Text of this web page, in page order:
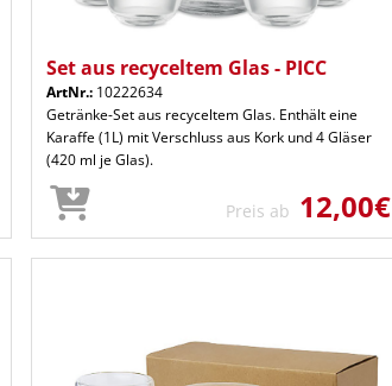
Set aus recyceltem Glas - PICC
ArtNr.: 10222634
Getränke-Set aus recyceltem Glas. Enthält eine
Karaffe (1L) mit Verschluss aus Kork und 4 Gläser
(420 ml je Glas).
Preis ab 12,00€